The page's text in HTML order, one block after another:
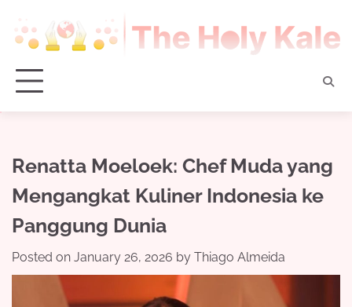
content
Renatta Moeloek: Chef Muda yang
Mengangkat Kuliner Indonesia ke
Panggung Dunia
Posted on January 26, 2026 by Thiago Almeida